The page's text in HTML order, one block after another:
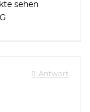
sehen
Antwort